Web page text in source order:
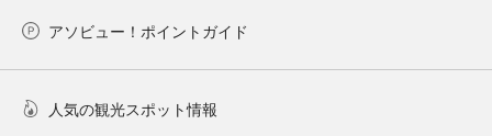
アソビュー！ポイントガイド
人気の観光スポット情報